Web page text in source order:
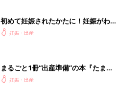
初めて妊娠されたかたに！妊娠がわか
ったら最初に読む本『初めてのたまご
妊娠・出産
まるごと1冊“出産準備”の本『たまご
クラブ 夏号』〈スペシャル大特集〉
妊娠・出産